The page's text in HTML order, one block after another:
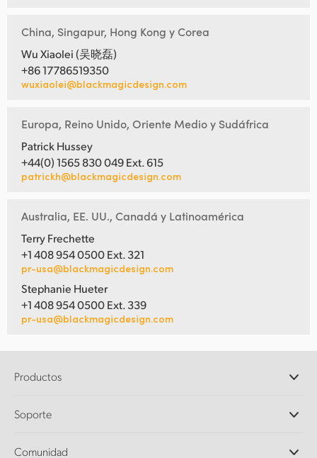
China, Singapur, Hong Kong y Corea
Wu Xiaolei (吴晓磊)
+86 17786519350
wuxiaolei@blackmagicdesign.com
Europa, Reino Unido, Oriente Medio y Sudáfrica
Patrick Hussey
+44(0) 1565 830 049 Ext. 615
patrickh@blackmagicdesign.com
Australia, EE. UU., Canadá y Latinoamérica
Terry Frechette
+1 408 954 0500 Ext. 321
pr-usa@blackmagicdesign.com
Stephanie Hueter
+1 408 954 0500 Ext. 339
pr-usa@blackmagicdesign.com
Productos
DaVinci Resolve y Fusion
Ultimatte
Soporte
Comunidad